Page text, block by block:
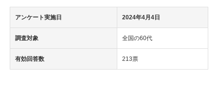
アンケート実施日 2024年4月4日
調査対象 全国の60代
有効回答数 213票